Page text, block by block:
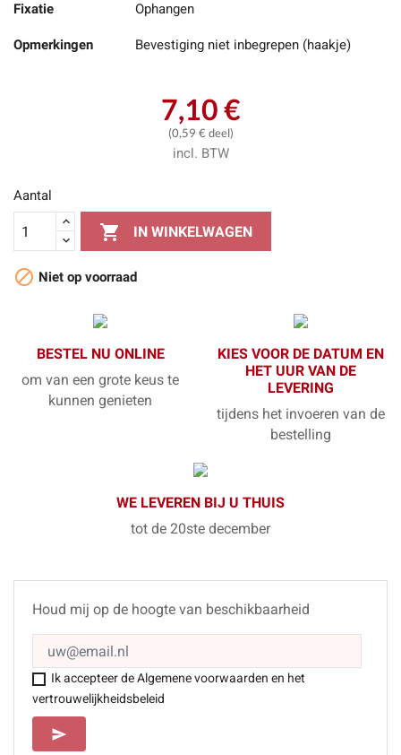
Fixatie Ophangen
Opmerkingen Bevestiging niet inbegrepen (haakje)
7,10 €
(0,59 € deel)
incl. BTW
Aantal
 IN WINKELWAGEN
 Niet op voorraad
BESTEL NU ONLINE
om van een grote keus te
kunnen genieten
KIES VOOR DE DATUM EN
HET UUR VAN DE
LEVERING
tijdens het invoeren van de
bestelling
WE LEVEREN BIJ U THUIS
tot de 20ste december
Houd mij op de hoogte van beschikbaarheid
Ik accepteer de Algemene voorwaarden en het
vertrouwelijkheidsbeleid
SEND
send